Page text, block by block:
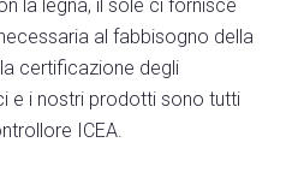
la legna, il sole ci fornisce
al fabbisogno della
certificazione degli
e i nostri prodotti sono tutti
ICEA.